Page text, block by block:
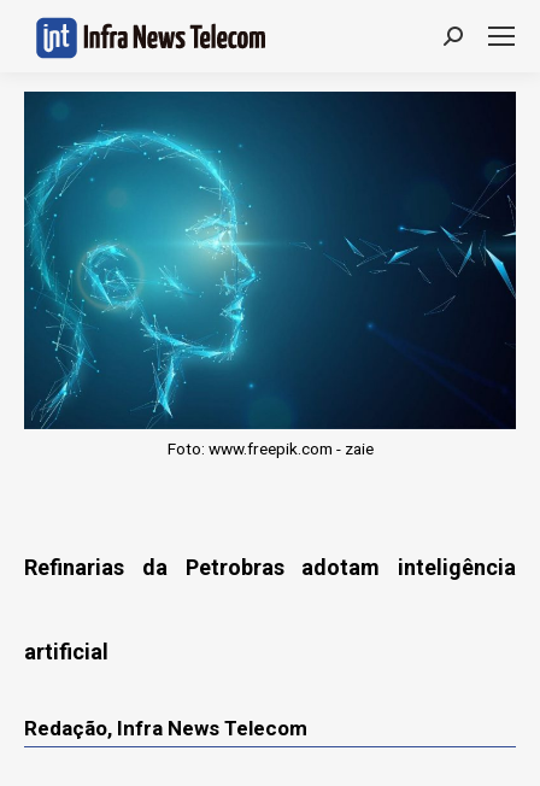
Search:
Foto: www.freepik.com - zaie
Refinarias da Petrobras adotam inteligência
artificial
Redação, Infra News Telecom